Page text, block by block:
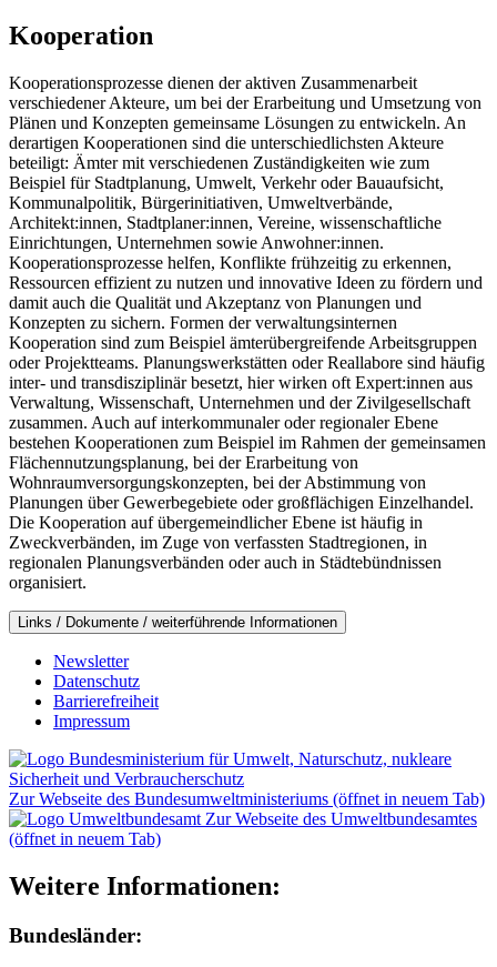
Kooperation
Kooperationsprozesse dienen der aktiven Zusammenarbeit
verschiedener Akteure, um bei der Erarbeitung und Umsetzung von
Plänen und Konzepten gemeinsame Lösungen zu entwickeln. An
derartigen Kooperationen sind die unterschiedlichsten Akteure
beteiligt: Ämter mit verschiedenen Zuständigkeiten wie zum
Beispiel für Stadtplanung, Umwelt, Verkehr oder Bauaufsicht,
Kommunalpolitik, Bürgerinitiativen, Umweltverbände,
Architekt:innen, Stadtplaner:innen, Vereine, wissenschaftliche
Einrichtungen, Unternehmen sowie Anwohner:innen.
Kooperationsprozesse helfen, Konflikte frühzeitig zu erkennen,
Ressourcen effizient zu nutzen und innovative Ideen zu fördern und
damit auch die Qualität und Akzeptanz von Planungen und
Konzepten zu sichern. Formen der verwaltungsinternen
Kooperation sind zum Beispiel ämterübergreifende Arbeitsgruppen
oder Projektteams. Planungswerkstätten oder Reallabore sind häufig
inter- und transdisziplinär besetzt, hier wirken oft Expert:innen aus
Verwaltung, Wissenschaft, Unternehmen und der Zivilgesellschaft
zusammen. Auch auf interkommunaler oder regionaler Ebene
bestehen Kooperationen zum Beispiel im Rahmen der gemeinsamen
Flächennutzungsplanung, bei der Erarbeitung von
Wohnraumversorgungskonzepten, bei der Abstimmung von
Planungen über Gewerbegebiete oder großflächigen Einzelhandel.
Die Kooperation auf übergemeindlicher Ebene ist häufig in
Zweckverbänden, im Zuge von verfassten Stadtregionen, in
regionalen Planungsverbänden oder auch in Städtebündnissen
organisiert.
Links / Dokumente / weiterführende Informationen
Newsletter
Datenschutz
Barrierefreiheit
Impressum
Zur Webseite des Bundesumweltministeriums (öffnet in neuem Tab)
Zur Webseite des Umweltbundesamtes
(öffnet in neuem Tab)
Weitere Informationen:
Bundesländer: